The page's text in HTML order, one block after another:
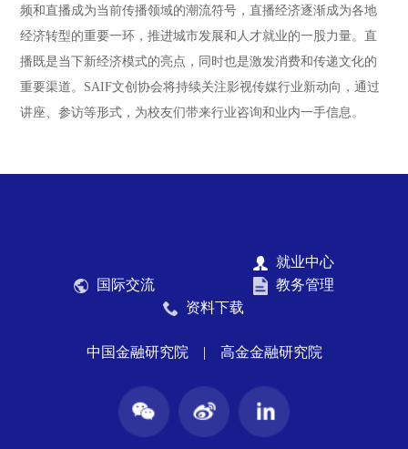
频和直播成为当前传播领域的潮流符号，直播经济逐渐成为各地
经济转型的重要一环，推进城市发展和人才就业的一股力量。直
播既是当下新经济模式的亮点，同时也是激发消费和传递文化的
重要渠道。SAIF文创协会将持续关注影视传媒行业新动向，通过
讲座、参访等形式，为校友们带来行业咨询和业内一手信息。
就业中心
国际交流
教务管理
资料下载
中国金融研究院 | 高金金融研究院